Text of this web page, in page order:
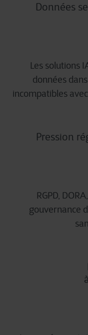
Données
Les solutions
données
incompatibles
Pression
RGPD,
gouvernance